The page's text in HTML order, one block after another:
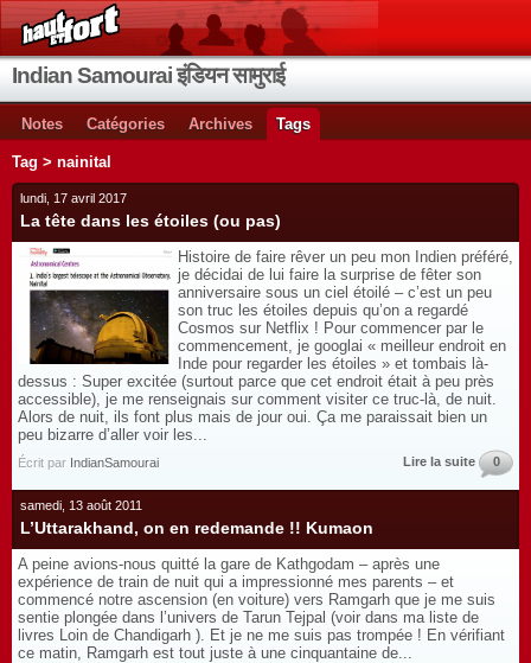
Indian Samourai इंडियन सामुराई
Notes Catégories Archives Tags
Tag > nainital
lundi, 17 avril 2017
La tête dans les étoiles (ou pas)
Histoire de faire rêver un peu mon Indien préféré,
je décidai de lui faire la surprise de fêter son
anniversaire sous un ciel étoilé – c’est un peu
son truc les étoiles depuis qu’on a regardé
Cosmos sur Netflix ! Pour commencer par le
commencement, je googlai « meilleur endroit en
Inde pour regarder les étoiles » et tombais là-
dessus : Super excitée (surtout parce que cet endroit était à peu près
accessible), je me renseignais sur comment visiter ce truc-là, de nuit.
Alors de nuit, ils font plus mais de jour oui. Ça me paraissait bien un
peu bizarre d’aller voir les...
Écrit par IndianSamourai Lire la suite 0
samedi, 13 août 2011
L’Uttarakhand, on en redemande !! Kumaon
A peine avions-nous quitté la gare de Kathgodam – après une
expérience de train de nuit qui a impressionné mes parents – et
commencé notre ascension (en voiture) vers Ramgarh que je me suis
sentie plongée dans l’univers de Tarun Tejpal (voir dans ma liste de
livres Loin de Chandigarh ). Et je ne me suis pas trompée ! En vérifiant
ce matin, Ramgarh est tout juste à une cinquantaine de...